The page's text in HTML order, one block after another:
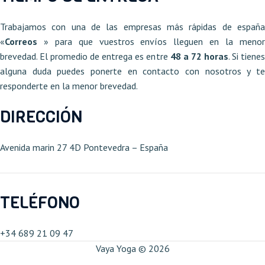
Trabajamos con una de las empresas más rápidas de españa
«Correos » para que vuestros envíos lleguen en la menor
brevedad. El promedio de entrega es entre 48 a 72 horas. Si tienes
alguna duda puedes ponerte en contacto con nosotros y te
responderte en la menor brevedad.
DIRECCIÓN
Avenida marin 27 4D Pontevedra – España​
TELÉFONO
+34 689 21 09 47​
Vaya Yoga © 2026